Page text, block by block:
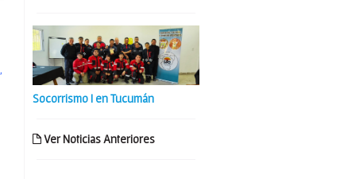
Socorrismo I en Tucumán
Ver Noticias Anteriores